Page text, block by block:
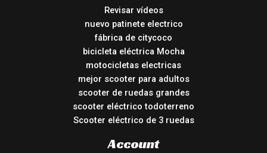
Revisar vídeos
nuevo patinete electrico
fábrica de citycoco
bicicleta eléctrica Mocha
motocicletas electricas
mejor scooter para adultos
scooter de ruedas grandes
scooter eléctrico todoterreno
Scooter eléctrico de 3 ruedas
Account